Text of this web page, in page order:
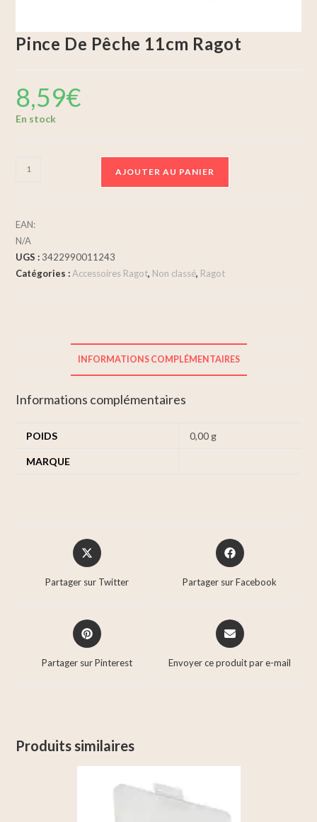
Pince De Pêche 11cm Ragot
8,59€
En stock
AJOUTER AU PANIER
EAN:
N/A
UGS : 3422990011243
Catégories :Accessoires Ragot, Non classé, Ragot
INFORMATIONS COMPLÉMENTAIRES
Informations complémentaires
POIDS 0,00 g
MARQUE
Partager sur Twitter Partager sur Facebook
Partager sur Pinterest Envoyer ce produit par e-mail
Produits similaires